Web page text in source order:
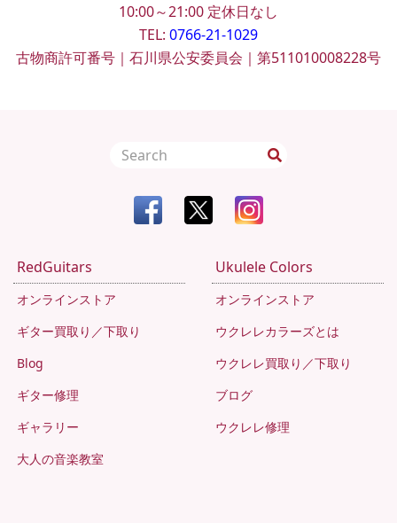
10:00～21:00 定休日なし
TEL: 0766-21-1029
古物商許可番号｜石川県公安委員会｜第511010008228号
RedGuitars
オンラインストア
ギター買取り／下取り
Blog
ギター修理
ギャラリー
大人の音楽教室
Ukulele Colors
オンラインストア
ウクレレカラーズとは
ウクレレ買取り／下取り
ブログ
ウクレレ修理